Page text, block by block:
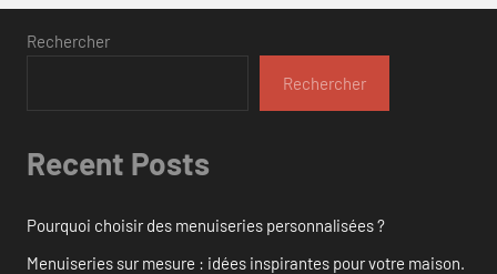
Rechercher
Rechercher
Recent Posts
Pourquoi choisir des menuiseries personnalisées ?
Menuiseries sur mesure : idées inspirantes pour votre maison.